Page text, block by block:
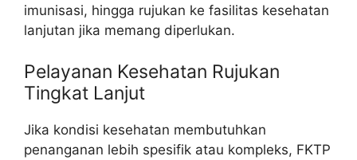
imunisasi, hingga rujukan ke fasilitas kesehatan
lanjutan jika memang diperlukan.
Pelayanan Kesehatan Rujukan
Tingkat Lanjut
Jika kondisi kesehatan membutuhkan
penanganan lebih spesifik atau kompleks, FKTP